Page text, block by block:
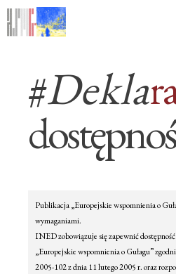
Przejdź do treści
Przejdź do menu głównego
Przejdź do linków w stopce
#Dekla
Publikacja „Europejskie wspomnienia o
wymaganiami.
INED zobowiązuje się zapewnić
„Europejskie wspomnienia o Gułagu”
2005-102 z dnia 11 lutego 2005 r. oraz